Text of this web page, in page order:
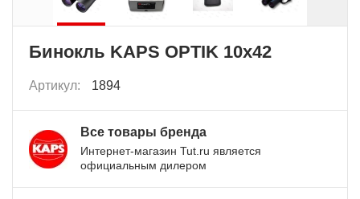
Бинокль KAPS OPTIK 10x42
Артикул: 1894
Все товары бренда
Интернет-магазин Tut.ru является
официальным дилером